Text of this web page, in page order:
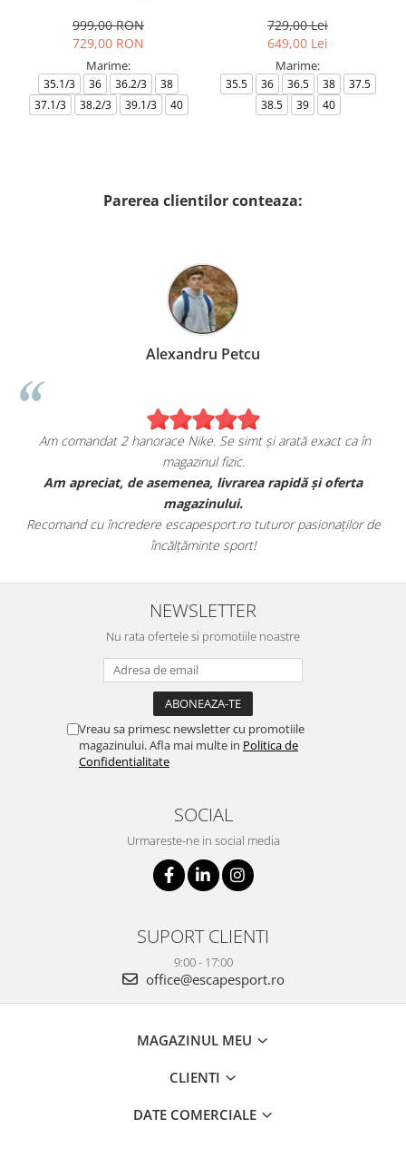
999,00 RON
729,00 RON
Marime:
35.1/3 36 36.2/3
38
37.1/3
38.2/3 39.1/3 40
729,00 Lei
649,00 Lei
Marime:
35.5 36 36.5 38
37.5
38.5
39 40
Parerea clientilor conteaza:
Alexandru Petcu
Am comandat 2 hanorace Nike. Se simt și arată exact ca în
magazinul fizic.
Am apreciat, de asemenea, livrarea rapidă și oferta
magazinului.
Recomand cu încredere escapesport.ro tuturor pasionaților de
încălțăminte sport!
NEWSLETTER
Nu rata ofertele si promotiile noastre
Vreau sa primesc newsletter cu promotiile
magazinului. Afla mai multe in Politica de
Confidentialitate
SOCIAL
Urmareste-ne in social media
SUPORT CLIENTI
9:00 - 17:00
office@escapesport.ro
MAGAZINUL MEU
CLIENTI
DATE COMERCIALE